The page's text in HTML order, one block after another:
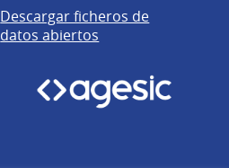
Descargar ficheros de
datos abiertos